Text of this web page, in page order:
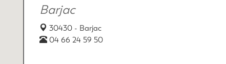
Barjac
30430 - Barjac
04 66 24 59 50